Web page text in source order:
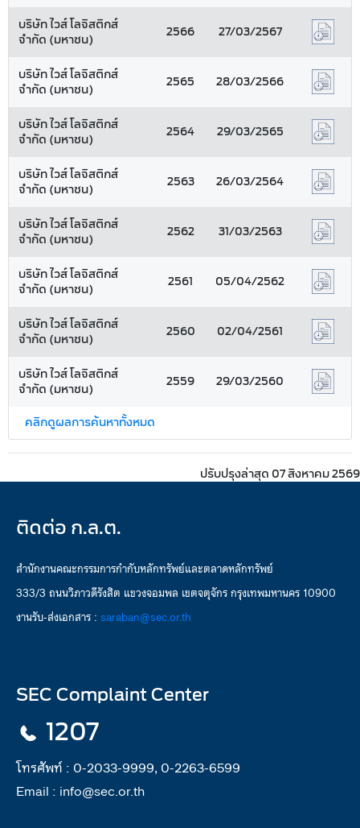
บริษัท ไวส์ โลจิสติกส์
จำกัด (มหาชน)
2566 27/03/2567
บริษัท ไวส์ โลจิสติกส์
จำกัด (มหาชน)
2565 28/03/2566
บริษัท ไวส์ โลจิสติกส์
จำกัด (มหาชน)
2564 29/03/2565
บริษัท ไวส์ โลจิสติกส์
จำกัด (มหาชน)
2563 26/03/2564
บริษัท ไวส์ โลจิสติกส์
จำกัด (มหาชน)
2562 31/03/2563
บริษัท ไวส์ โลจิสติกส์
จำกัด (มหาชน)
2561 05/04/2562
บริษัท ไวส์ โลจิสติกส์
จำกัด (มหาชน)
2560 02/04/2561
บริษัท ไวส์ โลจิสติกส์
จำกัด (มหาชน)
2559 29/03/2560
คลิกดูผลการค้นหาทั้งหมด
ปรับปรุงล่าสุด 07 สิงหาคม 2569
ติดต่อ ก.ล.ต.
สำนักงานคณะกรรมการกำกับหลักทรัพย์และตลาดหลักทรัพย์
333/3 ถนนวิภาวดีรังสิต แขวงจอมพล เขตจตุจักร กรุงเทพมหานคร 10900
งานรับ-ส่งเอกสาร : saraban@sec.or.th
SEC Complaint Center
1207
โทรศัพท์ : 0-2033-9999, 0-2263-6599
Email : info@sec.or.th